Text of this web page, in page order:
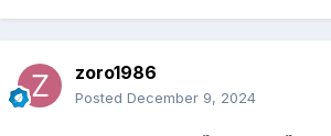
zoro1986
Posted December 9, 2024